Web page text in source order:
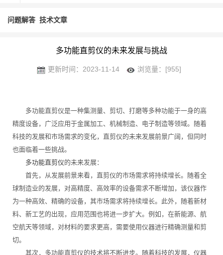
问题解答 技术文章
多功能直剪仪的未来发展与挑战
更新时间：2023-11-14 浏览量：[955]
多功能直剪仪是一种集测量、剪切、打磨等多种功能于一身的高
精度设备，广泛应用于金属加工、机械制造、电子制造等领域。随着
科技的发展和市场需求的变化，直剪仪的未来发展前景广阔，但同时
也面临着一些挑战。
多功能直剪仪的未来发展：
首先，从发展前景来看，直剪仪的市场需求将持续增长。随着全
球制造业的发展，对高精度、高效率的设备需求不断增加，该仪器作
为一种高效、精确的设备，其市场需求将持续增长。此外，随着新材
料、新工艺的出现，应用范围也将进一步扩大。例如，在新能源、航
空航天等领域，对材料的要求更高，需要使用仪器进行精确测量和剪
切。
其次，多功能直剪仪的技术将不断进步。随着科技的发展，仪器